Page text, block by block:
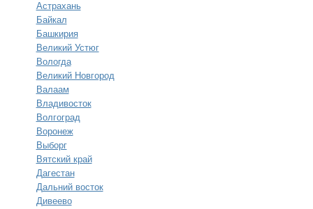
Астрахань
Байкал
Башкирия
Великий Устюг
Вологда
Великий Новгород
Валаам
Владивосток
Волгоград
Воронеж
Выборг
Вятский край
Дагестан
Дальний восток
Дивеево